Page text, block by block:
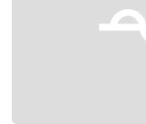
Previous slide